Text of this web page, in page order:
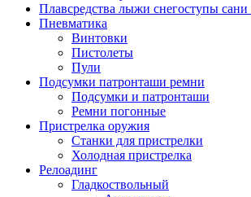
Плавсредства лыжи снегоступы
Пневматика
Винтовки
Пистолеты
Пули
Подсумки патронташи ремни
Подсумки и патронташи
Ремни погонные
Пристрелка оружия
Станки для пристрелки
Холодная пристрелка
Релоадинг
Гладкоствольный